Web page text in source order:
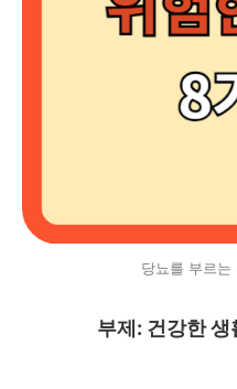
당뇨를 부르는
부제: 건강한 생